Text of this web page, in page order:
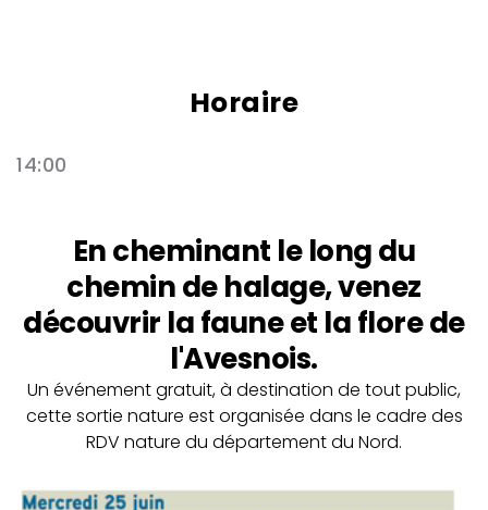
Horaire
14:00
En cheminant le long du
chemin de halage, venez
découvrir la faune et la flore de
l'Avesnois.
Un événement gratuit, à destination de tout public,
cette sortie nature est organisée dans le cadre des
RDV nature du département du Nord.